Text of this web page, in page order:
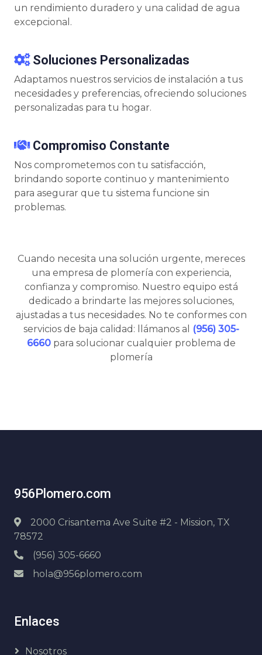
un rendimiento duradero y una calidad de agua
excepcional.
Soluciones Personalizadas
Adaptamos nuestros servicios de instalación a tus
necesidades y preferencias, ofreciendo soluciones
personalizadas para tu hogar.
Compromiso Constante
Nos comprometemos con tu satisfacción,
brindando soporte continuo y mantenimiento
para asegurar que tu sistema funcione sin
problemas.
Cuando necesita una solución urgente, mereces
una empresa de plomería con experiencia,
confianza y compromiso. Nuestro equipo está
dedicado a brindarte las mejores soluciones,
ajustadas a tus necesidades. No te conformes con
servicios de baja calidad: llámanos al
(956) 305-
6660para solucionar cualquier problema de
plomería
956Plomero.com
2000 Crisantema Ave Suite #2 - Mission, TX
78572
(956) 305-6660
hola@956plomero.com
Enlaces
Nosotros